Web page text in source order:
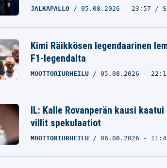
JALKAPALLO 05.08.2026 - 23:57
Kimi Räikkösen legendaarinen
F1-legendalta
MOOTTORIURHEILU 05.08.2026 -
IL: Kalle Rovanperän kausi
villit spekulaatiot
MOOTTORIURHEILU 06.08.2026 -